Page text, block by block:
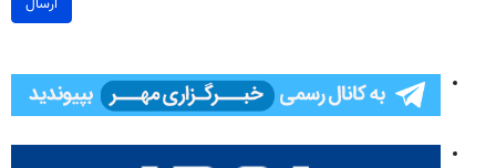
ارسال